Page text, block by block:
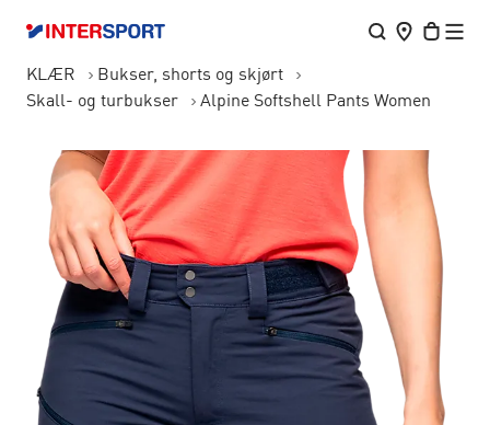
KLÆR
Bukser, shorts og skjørt
Skall- og turbukser
Alpine Softshell Pants Women